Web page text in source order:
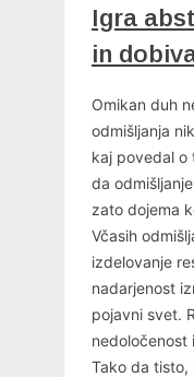
Igra
in
Omikan duh
odmišljanja
kaj povedal o
da
zato dojema
Včasih
izdelovanje
nadarjenost
pojavni svet.
nedoločenost
Tako da tisto,